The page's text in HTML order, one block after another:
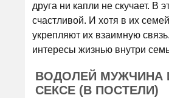
друга ни капли не скучает. В
счастливой. И хотя в их
укрепляют их взаимную
интересы жизнью внутри
ВОДОЛЕЙ МУЖЧИНА
СЕКСЕ (В ПОСТЕЛИ)